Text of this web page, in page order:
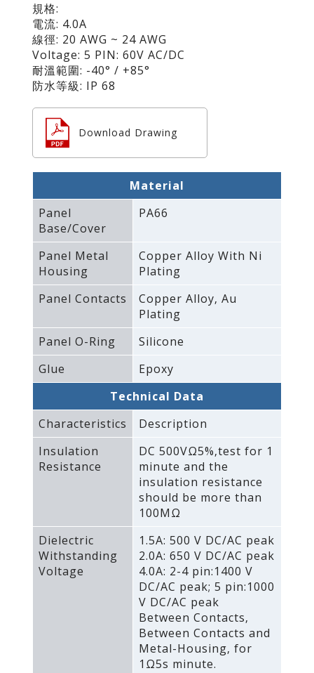
規格:
電流: 4.0A
線徑: 20 AWG ~ 24 AWG
Voltage: 5 PIN: 60V AC/DC
耐溫範圍: -40° / +85°
防水等級: IP 68
Download Drawing
Material
Panel
Base/Cover
PA66
Panel Metal
Housing
Copper Alloy With Ni
Plating
Panel Contacts
Copper Alloy‚ Au
Plating
Panel O-Ring
Silicone
Glue
Epoxy
Technical Data
Characteristics
Description
Insulation
Resistance
DC 500VΩ5%‚test for 1
minute and the
insulation resistance
should be more than
100MΩ
Dielectric
Withstanding
Voltage
1.5A: 500 V DC/AC peak
2.0A: 650 V DC/AC peak
4.0A: 2-4 pin:1400 V
DC/AC peak; 5 pin:1000
V DC/AC peak
Between Contacts‚
Between Contacts and
Metal-Housing‚ for
1Ω5s minute.